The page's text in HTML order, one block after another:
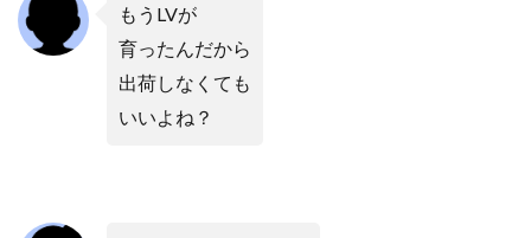
もうLVが
育ったんだから
出荷しなくても
いいよね？